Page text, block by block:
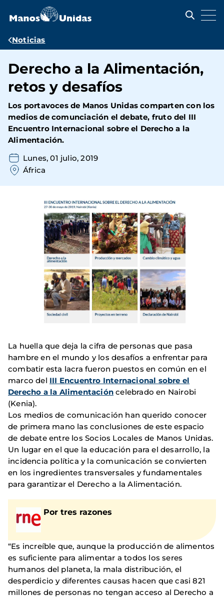
contenido
Ruta
navegación
Noticias
Derecho a la Alimentación,
retos y desafíos
Los portavoces de Manos Unidas comparten con los
medios de comunciación el debate, fruto del III
Encuentro Internacional sobre el Derecho a la
Alimentación.
Lunes, 01 julio, 2019
África
La huella que deja la cifra de personas que pasa
hambre en el mundo y los desafíos a enfrentar para
combatir esta lacra fueron puestos en común en el
marco del III Encuentro Internacional sobre el
Derecho a la Alimentación celebrado en Nairobi
(Kenia).
Los medios de comunicación han querido conocer
de primera mano las conclusiones de este espacio
de debate entre los Socios Locales de Manos Unidas.
Un lugar en el que la educación para el desarrollo, la
incidencia política y la comunicación se convierten
en los ingredientes transversales y fundamentales
para garantizar el Derecho a la Alimentación.
Por tres razones
“Es increíble que, aunque la producción de alimentos
es suficiente para alimentar a todos los seres
humanos del planeta, la mala distribución, el
desperdicio y diferentes causas hacen que casi 821
millones de personas no tengan acceso al Derecho a